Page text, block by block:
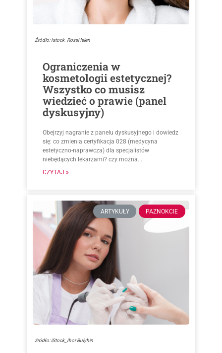
Źródlo: Istock_RossHelen
Ograniczenia w
kosmetologii estetycznej?
Wszystko co musisz
wiedzieć o prawie (panel
dyskusyjny)
Obejrzyj nagranie z panelu dyskusyjnego i dowiedz
się: co zmienia certyfikacja 028 (medycyna
estetyczno-naprawcza) dla specjalistów
niebędących lekarzami? czy można...
CZYTAJ »
ARTYKUŁY PAZNOKCIE
źródło: iStock_Ihor Bulyhin